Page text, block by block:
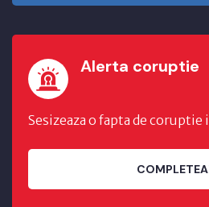
Alerta coruptie
Sesizeaza o fapta de coruptie